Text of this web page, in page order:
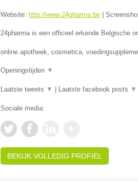
Website: http://www.24pharma.be|
24pharma is een officeel erkende Belgische
online apotheek, cosmetica,
Openingstijden ▼
Laatste tweets ▼ Laatste facebook posts ▼
Sociale media:
BEKIJK VOLLEDIG PROFIEL